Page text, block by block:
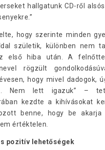
hallgatunk CD-ről
hogy szerinte minden
születik, különben nem
első hiba után. A
rögzült
hogy mivel dadogok,
Nem lett igazuk” –
kezdte a kihívásokat
benne, hogy be akarja
értéktelen.
pozitív lehetőségek